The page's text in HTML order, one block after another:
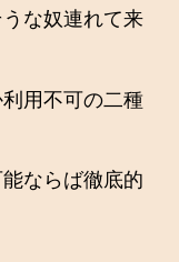
うな奴連れて来
用不可の二種
ならば徹底的